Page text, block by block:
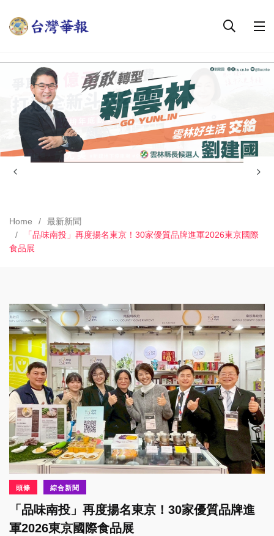
Home
最新新聞
「品味南投」再度揚名東京！30家優質品牌進軍2026東京國際
食品展
頭條 綜合新聞
「品味南投」再度揚名東京！30家優質品牌進
軍2026東京國際食品展